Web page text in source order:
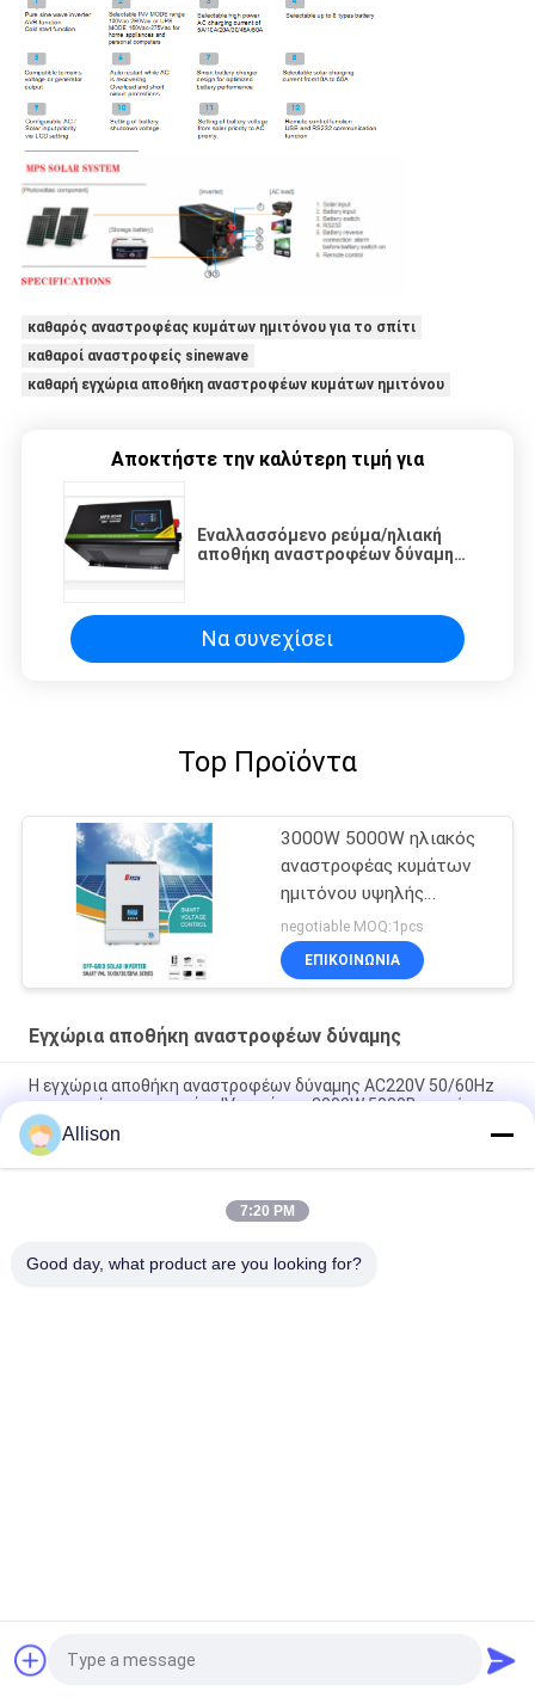
καθαρός αναστροφέας κυμάτων ημιτόνου για το σπίτι
καθαροί αναστροφείς sinewave
καθαρή εγχώρια αποθήκη αναστροφέων κυμάτων ημιτόνου
Αποκτήστε την καλύτερη τιμή για
Εναλλασσόμενο ρεύμα/ηλιακή
αποθήκη αναστροφέων δύναμης
Να συνεχίσει
Top Προϊόντα
3000W 5000W ηλιακός
αναστροφέας κυμάτων
ημιτόνου υψηλής
συχνότητας καθαρός με
MPPT
negotiable MOQ:1pcs
ΕΠΙΚΟΙΝΩΝΙΑ
Εγχώρια αποθήκη αναστροφέων δύναμης
Η εγχώρια αποθήκη αναστροφέων δύναμης AC220V 50/60Hz
τροποποίησε τη σειρά σ. IV κυμάτων 3000W 5000B ημιτόνου
XL εγχώρια αποθήκη αναστροφέων κυμάτων ημιτόνου σειράς
καθαρή, αναστροφέας για την εγχώρια χρήση
επίδειξη εγχώριων αποθηκών LCD αναστροφέων δύναμης
Δύναμης
Αίτηση κράτησης
Allison
7:20 PM
Good day, what product are you looking for?